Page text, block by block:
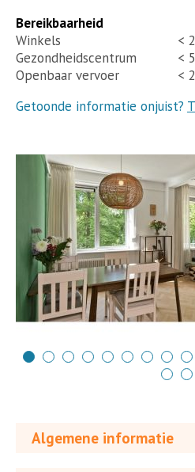
Bereikbaarheid
Winkels
<
Gezondheidscentrum
<
Openbaar vervoer
<
Getoonde informatie onjuist?
Algemene informatie